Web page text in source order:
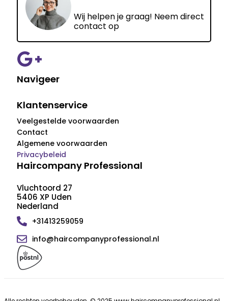
Wij helpen je graag! Neem direct
contact op
Navigeer
Klantenservice
Veelgestelde voorwaarden
Contact
Algemene voorwaarden
Privacybeleid
Haircompany Professional
Vluchtoord 27
5406 XP Uden
Nederland
+31413259059
info@haircompanyprofessional.nl